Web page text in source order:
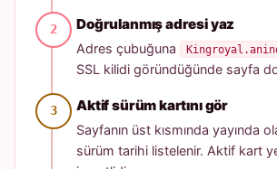
Doğrulanmış adresi yaz
Adres çubuğuna
SSL kilidi göründüğünde sayfa
Aktif sürüm kartını gör
Sayfanın üst kısmında yayında
sürüm tarihi listelenir. Aktif kart